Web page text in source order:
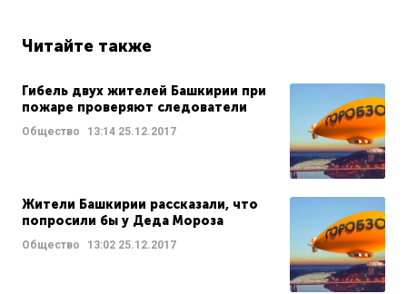
Читайте также
Гибель двух жителей Башкирии при
пожаре проверяют следователи
Общество 13:14 25.12.2017
Жители Башкирии рассказали, что
попросили бы у Деда Мороза
Общество 13:02 25.12.2017